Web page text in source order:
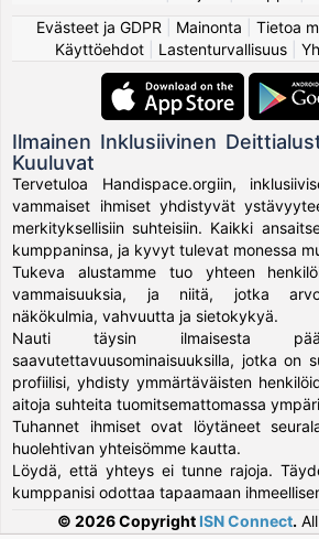
Evästeet ja GDPR
Mainonta Tietoa
Käyttöehdot
Lastenturvallisuus
Ilmainen Inklusiivinen
Kuuluvat
Tervetuloa Handispace.orgiin,
vammaiset ihmiset yhdistyvät
merkityksellisiin suhteisiin. Kaikki
kumppaninsa, ja kyvyt tulevat monessa
Tukeva alustamme tuo yhteen
vammaisuuksia, ja niitä, jotka
näkökulmia, vahvuutta ja sietokykyä.
Nauti täysin ilmaisesta
saavutettavuusominaisuuksilla, jotka on
profiilisi, yhdisty ymmärtäväisten
aitoja suhteita tuomitsemattomassa
Tuhannet ihmiset ovat löytäneet
huolehtivan yhteisömme kautta.
Löydä, että yhteys ei tunne rajoja.
kumppanisi odottaa tapaamaan
© 2026 Copyright ISN Connect.